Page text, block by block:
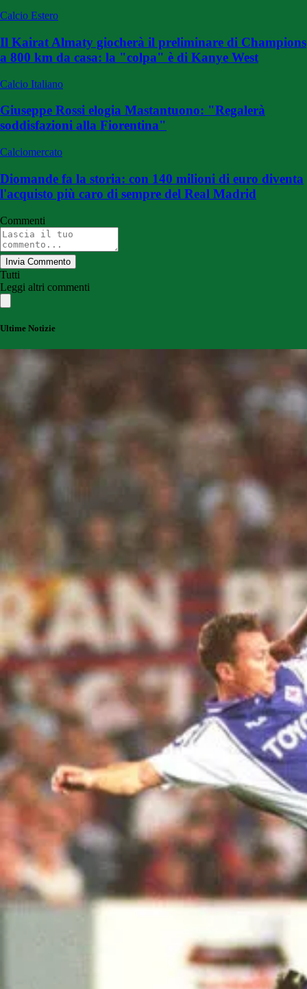
Calcio Estero
Il Kairat Almaty giocherà il preliminare di Champions
a 800 km da casa: la "colpa" è di Kanye West
Calcio Italiano
Giuseppe Rossi elogia Mastantuono: "Regalerà
soddisfazioni alla Fiorentina"
Calciomercato
Diomande fa la storia: con 140 milioni di euro diventa
l'acquisto più caro di sempre del Real Madrid
Commenti
Invia Commento
Tutti
Leggi altri commenti
Ultime Notizie